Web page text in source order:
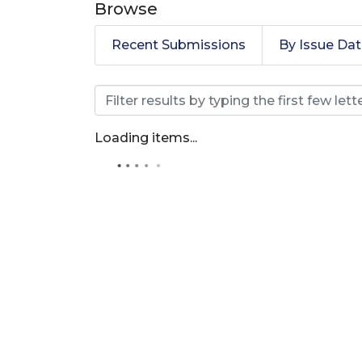
Browse
Recent Submissions By Issue
Browsing Zootecnia
Loading items...